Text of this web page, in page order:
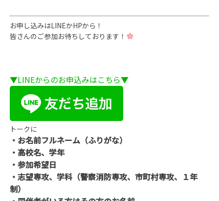
お申し込みはLINEかHPから！
皆さんのご参加お待ちしております！
▼LINEからのお申込みはこちら▼
トークに
・お名前フルネーム（ふりがな）
・高校名、学年
・参加希望日
・志望専攻、学科（警察消防専攻、市町村専攻、１年
制）